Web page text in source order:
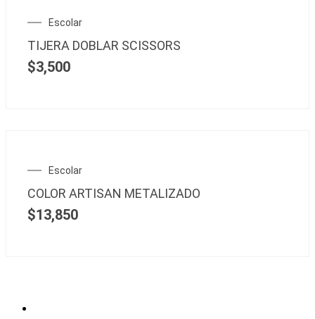
Escolar
TIJERA DOBLAR SCISSORS
$3,500
Escolar
COLOR ARTISAN METALIZADO
$13,850